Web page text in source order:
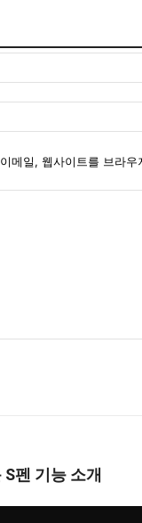
메일, 웹사이트를 브라우
펜 기능 소개